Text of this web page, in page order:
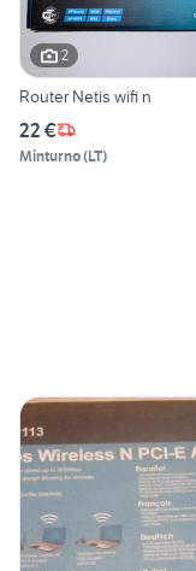
2
Router Netis wifi n
22 €
Minturno(LT)